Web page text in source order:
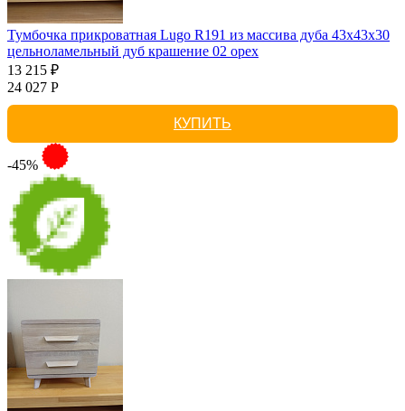
Тумбочка прикроватная Lugo R191 из массива дуба 43х43х30
цельноламельный дуб крашение 02 орех
13 215 ₽
24 027 Р
КУПИТЬ
-45%